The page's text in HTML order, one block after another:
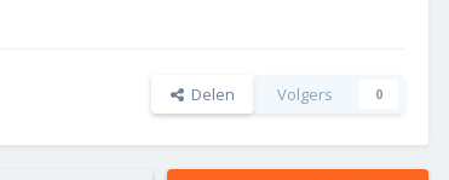
Delen Volgers 0